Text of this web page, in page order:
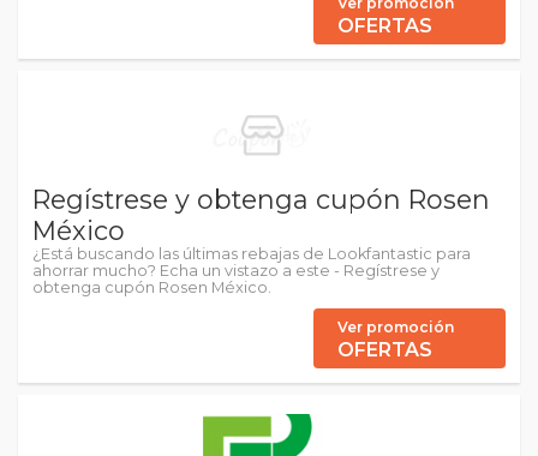
OFERTAS
Regístrese y obtenga cupón Rosen
México
¿Está buscando las últimas rebajas de Lookfantastic para
ahorrar mucho? Echa un vistazo a este - Regístrese y
obtenga cupón Rosen México.
Ver promoción
OFERTAS